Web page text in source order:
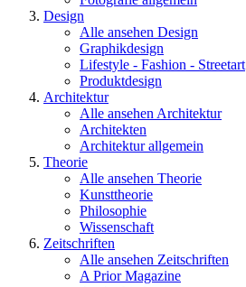
Design
Alle ansehen Design
Graphikdesign
Lifestyle - Fashion - Streetart
Produktdesign
Architektur
Alle ansehen Architektur
Architekten
Architektur allgemein
Theorie
Alle ansehen Theorie
Kunsttheorie
Philosophie
Wissenschaft
Zeitschriften
Alle ansehen Zeitschriften
A Prior Magazine